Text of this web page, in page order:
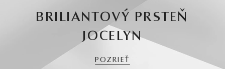
BRILIANTOVÝ PRSTEŇ
JOCELYN
POZRIEŤ